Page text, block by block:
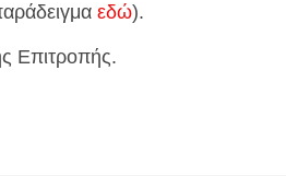
εδώ).
Επιτροπής.